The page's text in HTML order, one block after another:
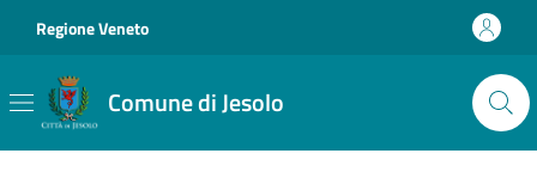
Regione Veneto
Comune di Jesolo